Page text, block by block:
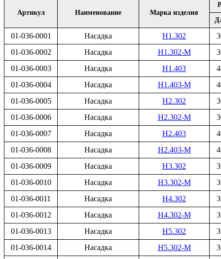
Артикул Наименование Марка изделия
01-036-0001 Насадка Н1.302
01-036-0002
Насадка Н1.302-М
01-036-0003
Насадка Н1.403
01-036-0004
Насадка Н1.403-М
01-036-0005
Насадка Н2.302
01-036-0006
Насадка Н2.302-М
01-036-0007
Насадка Н2.403
01-036-0008
Насадка Н2.403-М
01-036-0009
Насадка Н3.302
01-036-0010
Насадка Н3.302-М
01-036-0011
Насадка Н4.302
01-036-0012
Насадка Н4.302-М
01-036-0013
Насадка Н5.302
01-036-0014
Насадка Н5.302-М